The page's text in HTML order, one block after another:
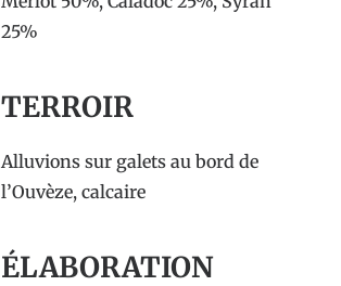
25%
TERROIR
Alluvions sur galets au bord de
l’Ouvèze, calcaire
ÉLABORATION